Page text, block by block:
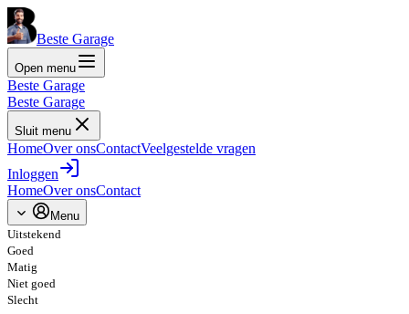
Beste Garage
Open menu
Beste Garage
Beste Garage
Sluit menu
HomeOver onsContactVeelgestelde vragen
Inloggen
HomeOver onsContact
Menu
Uitstekend
Goed
Matig
Niet goed
Slecht